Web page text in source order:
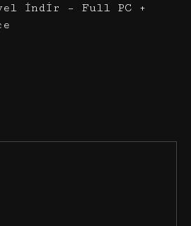
İndir – Full PC +